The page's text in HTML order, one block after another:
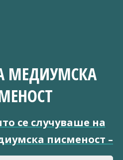
МЕДИУМСКА
се случуваше на
писменост –